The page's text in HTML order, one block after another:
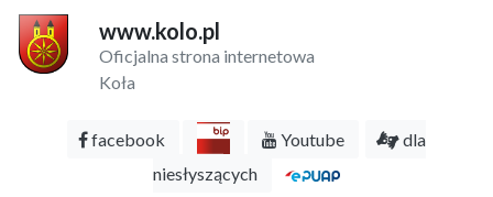
www.kolo.pl
Oficjalna strona internetowa
Koła
facebook Youtube
dla
niesłyszących